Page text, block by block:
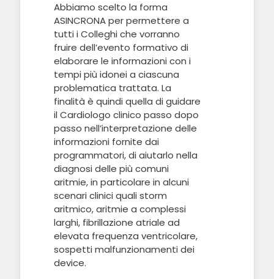
Abbiamo scelto la forma
ASINCRONA per permettere a
tutti i Colleghi che vorranno
fruire dell’evento formativo di
elaborare le informazioni con i
tempi più idonei a ciascuna
problematica trattata. La
finalità è quindi quella di guidare
il Cardiologo clinico passo dopo
passo nell’interpretazione delle
informazioni fornite dai
programmatori, di aiutarlo nella
diagnosi delle più comuni
aritmie, in particolare in alcuni
scenari clinici quali storm
aritmico, aritmie a complessi
larghi, fibrillazione atriale ad
elevata frequenza ventricolare,
sospetti malfunzionamenti dei
device.